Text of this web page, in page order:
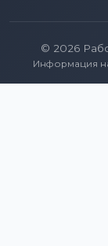
© 2026
Информация